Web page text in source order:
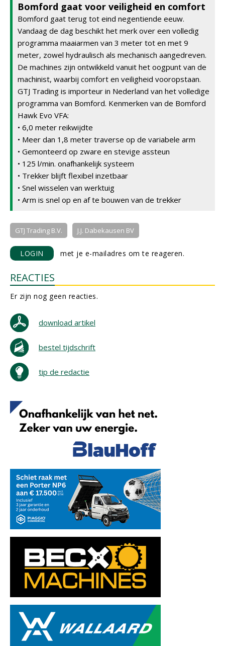
Bomford gaat voor veiligheid en comfort
Bomford gaat terug tot eind negentiende eeuw.
Vandaag de dag beschikt het merk over een volledig
programma maaiarmen van 3 meter tot en met 9
meter, zowel hydraulisch als mechanisch aangedreven.
De machines zijn ontwikkeld vanuit het oogpunt van de
machinist, waarbij comfort en veiligheid vooropstaan.
GTJ Trading is importeur in Nederland van het volledige
programma van Bomford. Kenmerken van de Bomford
Hawk Evo VFA:
• 6,0 meter reikwijdte
• Meer dan 1,8 meter traverse op de variabele arm
• Gemonteerd op zware en stevige assteun
• 125 l/min. onafhankelijk systeem
• Trekker blijft flexibel inzetbaar
• Snel wisselen van werktuig
• Arm is snel op en af te bouwen van de trekker
GTJ Trading B.V. J.J. Dabekausen BV
LOGIN met je e-mailadres om te reageren.
REACTIES
Er zijn nog geen reacties.
download artikel
bestel tijdschrift
tip de redactie